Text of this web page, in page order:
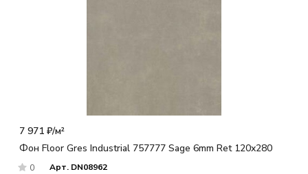
7 971 ₽/м²
Фон Floor Gres Industrial 757777 Sage 6mm Ret 120x280
0 Арт. DN08962